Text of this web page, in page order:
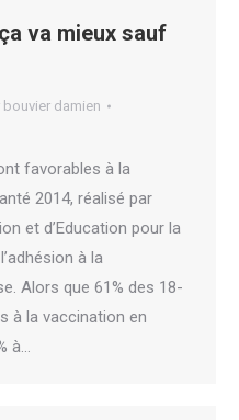
va mieux sauf
bouvier damien
favorables à la
2014, réalisé par
et d’Education pour la
à la
Alors que 61% des 18-
à la vaccination en
à…